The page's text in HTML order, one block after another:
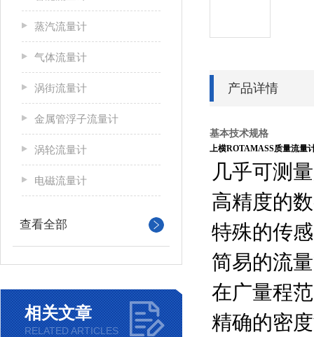
蒸汽流量计
气体流量计
涡街流量计
金属管浮子流量计
涡轮流量计
电磁流量计
查看全部
相关文章
RELATED ARTICLES
产品详情
基本技术规格
上横ROTAMASS质量流量
几乎可测
高精度的
特殊的传
简易的流
在广量程
精确的密